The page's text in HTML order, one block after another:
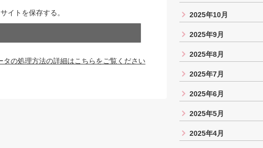
イトを保存する。
タの処理方法の詳細はこちらをご覧ください
2025年10月
2025年9月
2025年8月
2025年7月
2025年6月
2025年5月
2025年4月